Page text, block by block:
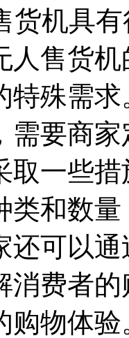
机具有
人售货
特殊需
需要商
取一些
类和数
还可以
消费者
购物体验